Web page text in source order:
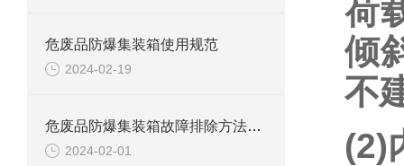
危废品防爆集装箱使用规范
2024-02-19
危废品防爆集装箱故障排除方法解析
2024-02-01
荷
倾
不
(2)